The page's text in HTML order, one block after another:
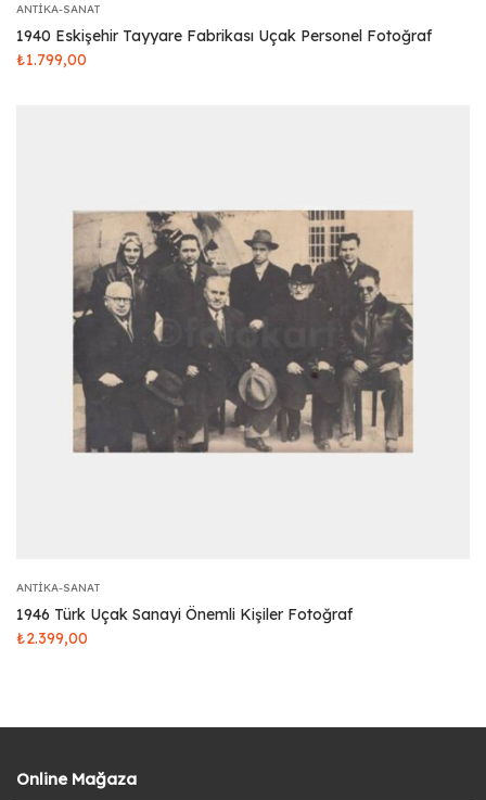
ANTIKA-SANAT
1940 Eskişehir Tayyare Fabrikası Uçak Personel Fotoğraf
₺1.799,00
ANTIKA-SANAT
1946 Türk Uçak Sanayi Önemli Kişiler Fotoğraf
₺2.399,00
Online Mağaza